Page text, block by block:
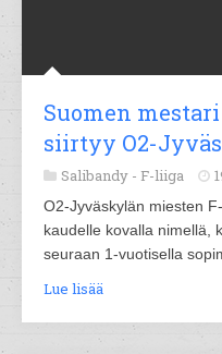
Suomen
siirtyy O2-
Salibandy - F-liiga
O2-Jyväskylän miesten
kaudelle kovalla nimellä,
seuraan 1-vuotisella
Lue lisää